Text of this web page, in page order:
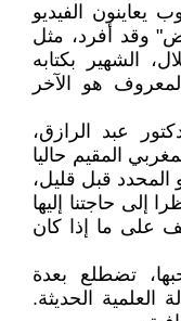
يعاينون الفيديو
وقد أفرد، مثل
الشهير بكتابه
هو الآخر
عبد الرازق،
المقيم حاليا
المحدد قبل قليل،
إلى حاجتنا إليها
على ما إذا كان
تضطلع بعدة
العلمية الحديثة.